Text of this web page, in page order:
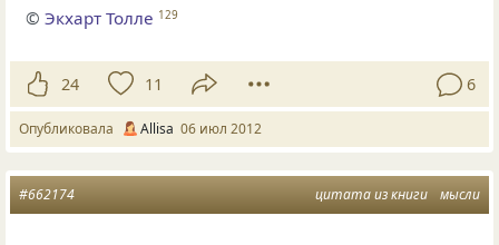
©Экхарт Толле 129
24 11 6
Опубликовала Allisa 06 июл 2012
цитата из книги мысли
#662174